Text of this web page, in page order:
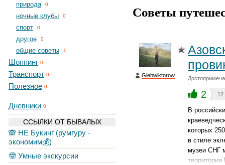
природа 0
ночные клубы 0
спорт 0
другое 0
общие советы 1
Шоппинг 0
Транспорт 0
Полезное 0
Дневники 0
ССЫЛКИ ОТ БЫВАЛЫХ
🙈 НЕ Букинг (румгуру -
экономим💰)
🤓 Умные экскурсии
Советы
Glebwiktorow
2 12
В
которых
в стиле
музеи СНГ